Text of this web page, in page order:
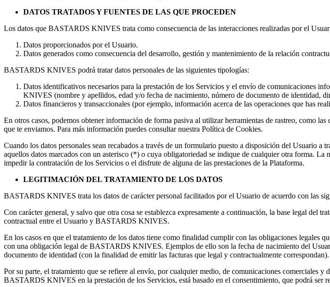
DATOS TRATADOS Y FUENTES DE LAS QUE PROCEDEN
Los datos que BASTARDS KNIVES trata como consecuencia de las interacciones realizadas por el
Datos proporcionados por el Usuario.
Datos generados como consecuencia del desarrollo, gestión y mantenimiento de la relación
BASTARDS KNIVES podrá tratar datos personales de las siguientes tipologías:
Datos identificativos necesarios para la prestación de los Servicios y el envío de comunicaciones
KNIVES (nombre y apellidos, edad y/o fecha de nacimiento, número de documento de identidad,
Datos financieros y transaccionales (por ejemplo, información acerca de las operaciones que has
En otros casos, podemos obtener información de forma pasiva al utilizar herramientas de rastreo, como
que te enviamos. Para más información puedes consultar nuestra Política de Cookies.
Cuando los datos personales sean recabados a través de un formulario puesto a disposición del Usuario
aquellos datos marcados con un asterisco (*) o cuya obligatoriedad se indique de cualquier otra forma.
impedir la contratación de los Servicios o el disfrute de alguna de las prestaciones de la Plataforma.
LEGITIMACIÓN DEL TRATAMIENTO DE LOS DATOS
BASTARDS KNIVES trata los datos de carácter personal facilitados por el Usuario de acuerdo con las
Con carácter general, y salvo que otra cosa se establezca expresamente a continuación, la base legal del
contractual entre el Usuario y BASTARDS KNIVES.
En los casos en que el tratamiento de los datos tiene como finalidad cumplircon las obligaciones legales
con una obligación legal de BASTARDS KNIVES. Ejemplos de ello son la fecha de nacimiento del
documento de identidad (con la finalidad de emitir las facturas que legal y contractualmente correspondan).
Por su parte, el tratamiento que se refiere al envío, por cualquier medio, de comunicaciones comerciales
BASTARDS KNIVES en la prestación de los Servicios, está basado en el consentimiento, que podrá